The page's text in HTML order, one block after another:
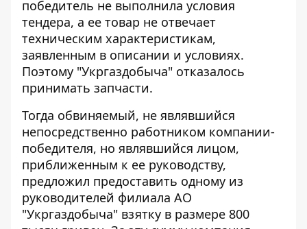
победитель не выполнила условия
тендера, а ее товар не отвечает
техническим характеристикам,
заявленным в описании и условиях.
Поэтому "Укргаздобыча" отказалось
принимать запчасти.
Тогда обвиняемый, не являвшийся
непосредственно работником компании-
победителя, но являвшийся лицом,
приближенным к ее руководству,
предложил предоставить одному из
руководителей филиала АО
"Укргаздобыча" взятку в размере 800